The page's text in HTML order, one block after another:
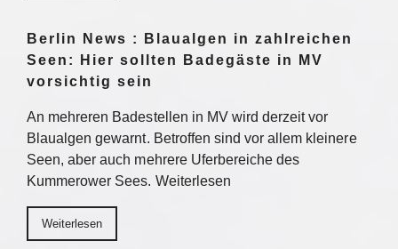
Berlin News : Blaualgen in zahlreichen
Seen: Hier sollten Badegäste in MV
vorsichtig sein
An mehreren Badestellen in MV wird derzeit vor
Blaualgen gewarnt. Betroffen sind vor allem kleinere
Seen, aber auch mehrere Uferbereiche des
Kummerower Sees. Weiterlesen
Weiterlesen